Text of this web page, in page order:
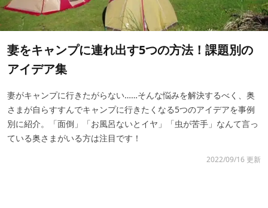
妻をキャンプに連れ出す5つの方法！課題別の
アイデア集
妻がキャンプに行きたがらない……そんな悩みを解決するべく、奥
さまが自らすすんでキャンプに行きたくなる5つのアイデアを事例
別に紹介。「面倒」「お風呂ないとイヤ」「虫が苦手」なんて言っ
ている奥さまがいる方は注目です！
2022/09/16 更新